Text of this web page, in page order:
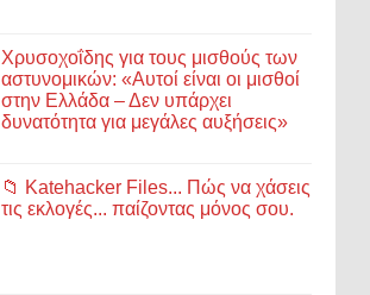
Χρυσοχοΐδης για τους μισθούς των
αστυνομικών: «Αυτοί είναι οι μισθοί
στην Ελλάδα – Δεν υπάρχει
δυνατότητα για μεγάλες αυξήσεις»
📁 Katehacker Files... Πώς να χάσεις
τις εκλογές... παίζοντας μόνος σου.